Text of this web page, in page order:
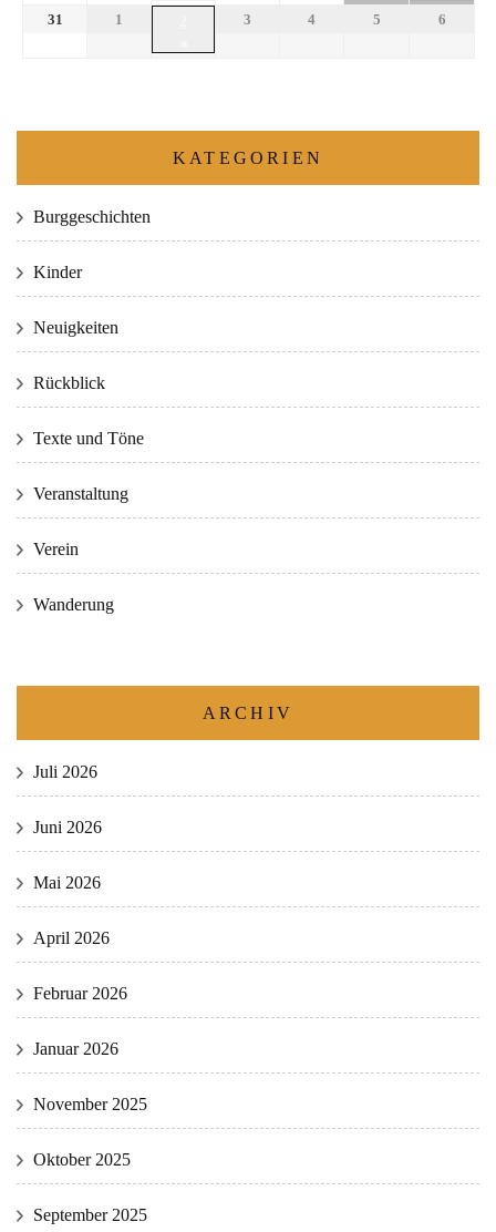
31 1 3 4 5 6
KATEGORIEN
Burggeschichten
Kinder
Neuigkeiten
Rückblick
Texte und Töne
Veranstaltung
Verein
Wanderung
ARCHIV
Juli 2026
Juni 2026
Mai 2026
April 2026
Februar 2026
Januar 2026
November 2025
Oktober 2025
September 2025